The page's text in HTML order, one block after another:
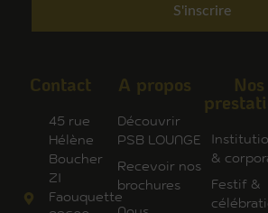
S'inscrire
Contact
45 rue
Hélène
Boucher
ZI
Faouquette
A propos
Découvrir
PSB LOUNGE
Recevoir nos
brochures
Nos
&
Festif &